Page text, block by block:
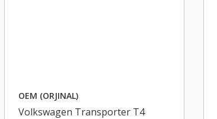
OEM (ORJINAL)
Volkswagen Transporter T4